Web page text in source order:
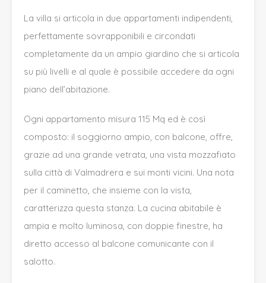
La villa si articola in due appartamenti indipendenti,
perfettamente sovrapponibili e circondati
completamente da un ampio giardino che si articola
su più livelli e al quale è possibile accedere da ogni
piano dell’abitazione.
Ogni appartamento misura 115 Mq ed è così
composto: il soggiorno ampio, con balcone, offre,
grazie ad una grande vetrata, una vista mozzafiato
sulla città di Valmadrera e sui monti vicini. Una nota
per il caminetto, che insieme con la vista,
caratterizza questa stanza. La cucina abitabile è
ampia e molto luminosa, con doppie finestre, ha
diretto accesso al balcone comunicante con il
salotto.